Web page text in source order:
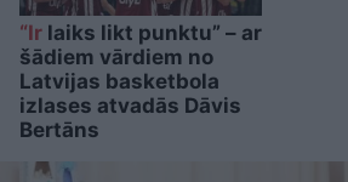
“Ir laiks likt punktu” – ar
šādiem vārdiem no
Latvijas basketbola
izlases atvadās Dāvis
Bertāns